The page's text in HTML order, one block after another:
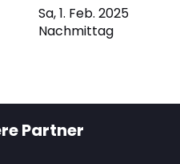
Sa, 1. Feb. 2025
Nachmittag
Partner